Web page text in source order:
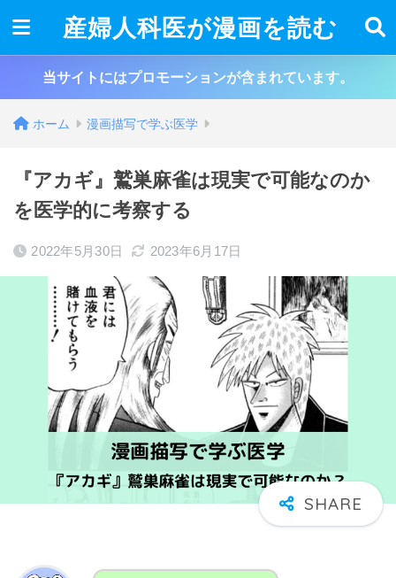
産婦人科医が漫画を読む
当サイトにはプロモーションが含まれています。
ホーム 漫画描写で学ぶ医学
『アカギ』鷲巣麻雀は現実で可能なのか
を医学的に考察する
2022年5月30日 2023年6月17日